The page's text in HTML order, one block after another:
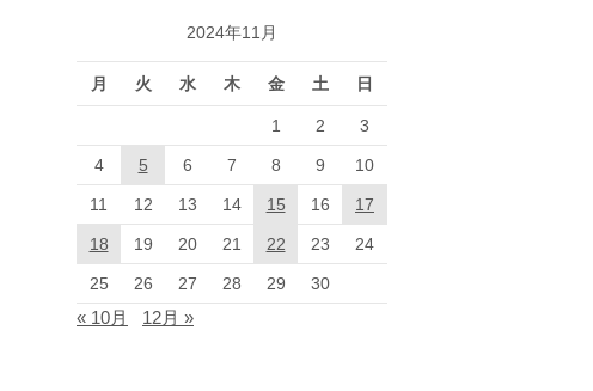
2024年11月
月 火 水 木 金 土 日
1 2 3
4 5 6 7 8 9 10
11 12 13 14 15 16 17
18 19 20 21 22 23 24
25 26 27 28 29 30
« 10月 12月 »